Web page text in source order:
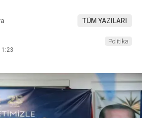
TÜM YAZILARI
Politika